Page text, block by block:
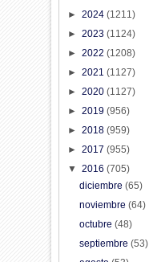
►2024(1211)
►2023(1124)
►2022(1208)
►2021(1127)
►2020(1127)
►2019(956)
►2018(959)
►2017(955)
▼2016(705)
diciembre (65)
noviembre (64)
octubre (48)
septiembre (53)